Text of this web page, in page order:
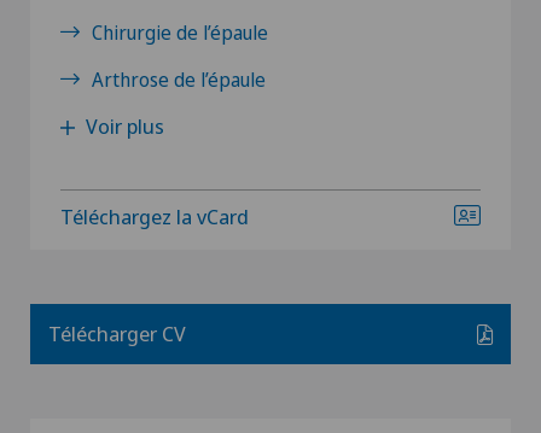
Chirurgie de l’épaule
Arthrose de l’épaule
Voir plus
Téléchargez la vCard
Télécharger CV